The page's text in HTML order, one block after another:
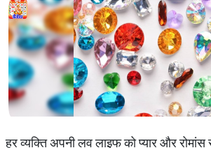
हर व्यक्ति अपनी लव लाइफ को प्यार और रोमांस